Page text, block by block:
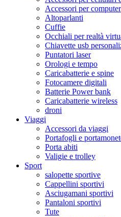
Accessori per computer
Altoparlanti
Cuffie
Occhiali per realtà
Chiavette usb
Puntatori laser
Orologi e tempo
Caricabatterie e spine
Fotocamere digitali
Batterie Power bank
Caricabatterie wireless
droni
Viaggi
Accessori da viaggi
Portafogli e
Porta abiti
Valigie e trolley
Sport
salopette sportive
Cappellini sportivi
Asciugamani sportivi
Pantaloni sportivi
Tute